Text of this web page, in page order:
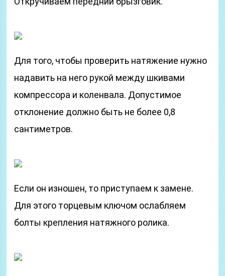
Для того, чтобы проверить натяжение нужно
надавить на него рукой между шкивами
компрессора и коленвала. Допустимое
отклонение должно быть не более 0,8
сантиметров.
Если он изношен, то приступаем к замене.
Для этого торцевым ключом ослабляем
болты крепления натяжного ролика.